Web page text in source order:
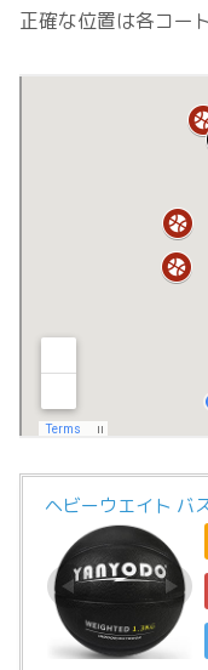
正確な位置は各コー
ヘビーウエイト バ